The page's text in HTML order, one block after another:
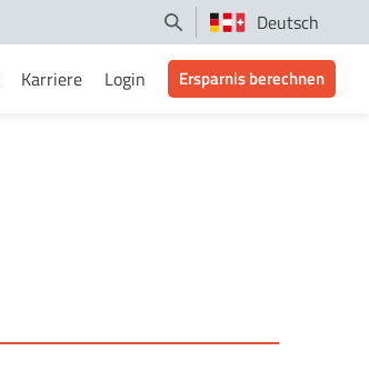
Deutsch
Karriere Login Ersparnis berechnen